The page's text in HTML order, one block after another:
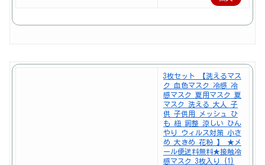
3枚セット 【洗えるマス
ク 血色マスク 冷感 冷
感マスク 夏用マスク 夏
マスク 洗える 大人 子
供 子供用 メッシュ ひ
も 紐 調整 涼しい ひん
やり ウィルス対策 小さ
め 大きめ 花粉 】 ★メ
ール便送料無料★接触冷
感マスク 3枚入り {1}